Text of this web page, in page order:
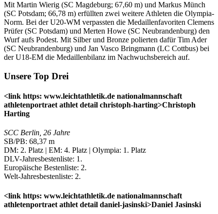
Mit Martin Wierig (SC Magdeburg; 67,60 m) und Markus Münch
(SC Potsdam; 66,78 m) erfüllten zwei weitere Athleten die Olympia-
Norm. Bei der U20-WM verpassten die Medaillenfavoriten Clemens
Prüfer (SC Potsdam) und Merten Howe (SC Neubrandenburg) den
Wurf aufs Podest. Mit Silber und Bronze polierten dafür Tim Ader
(SC Neubrandenburg) und Jan Vasco Bringmann (LC Cottbus) bei
der U18-EM die Medaillenbilanz im Nachwuchsbereich auf.
Unsere Top Drei
<link https: www.leichtathletik.de nationalmannschaft
athletenportraet athlet detail christoph-harting>Christoph
Harting
SCC Berlin, 26 Jahre
SB/PB: 68,37 m
DM: 2. Platz | EM: 4. Platz | Olympia: 1. Platz
DLV-Jahresbestenliste: 1.
Europäische Bestenliste: 2.
Welt-Jahresbestenliste: 2.
<link https: www.leichtathletik.de nationalmannschaft
athletenportraet athlet detail daniel-jasinski>Daniel Jasinski